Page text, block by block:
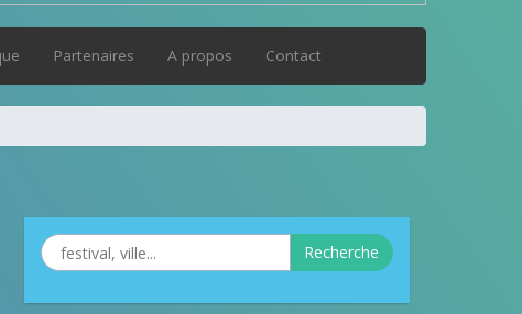
Partenaires A propos Contact
Recherche